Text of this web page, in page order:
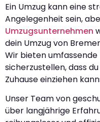
Ein Umzug kann eine
Angelegenheit sein,
Umzugsunternehmen
dein Umzug von
Wir bieten
sicherzustellen, dass
Zuhause einziehen
Unser Team von
über langjährige